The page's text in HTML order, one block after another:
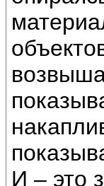
И – это